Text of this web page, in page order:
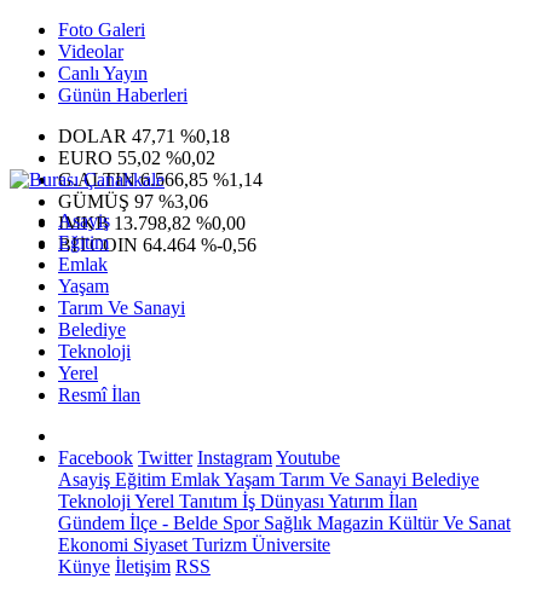
Foto Galeri
Videolar
Canlı Yayın
Günün Haberleri
DOLAR 47,71 %0,18
EURO 55,02 %0,02
G.ALTIN6.566,85 %1,14
GÜMÜŞ 97 %3,06
IMKB 13.798,82 %0,00
BITCOIN 64.464 %-0,56
Asayiş
Eğitim
Emlak
Yaşam
Tarım Ve Sanayi
Belediye
Teknoloji
Yerel
Resmî İlan
Facebook Twitter InstagramYoutube
Asayiş Eğitim EmlakYaşam Tarım Ve Sanayi Belediye
Teknoloji Yerel Tanıtım İş Dünyası Yatırım İlan
Gündem İlçe - Belde SporSağlık Magazin Kültür Ve Sanat
Ekonomi Siyaset Turizm Üniversite
Künye İletişim RSS